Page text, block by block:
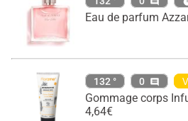
Eau de parfum
132 ° 0
Gommage corps
4,64€